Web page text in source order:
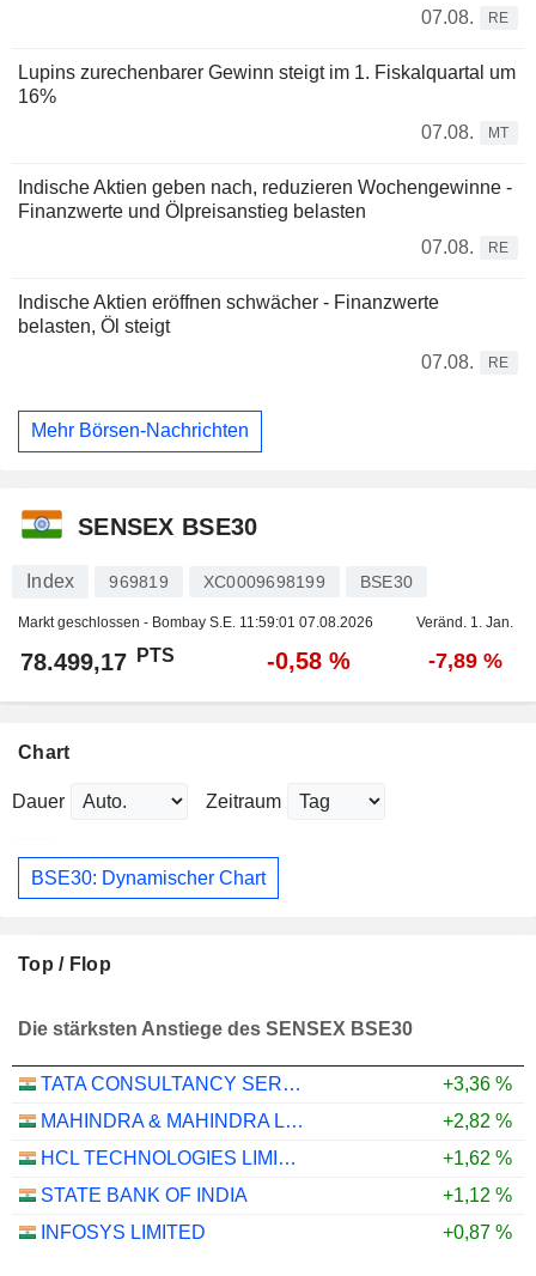
07.08.
RE
Lupins zurechenbarer Gewinn steigt im 1. Fiskalquartal um
16%
07.08.
MT
Indische Aktien geben nach, reduzieren Wochengewinne -
Finanzwerte und Ölpreisanstieg belasten
07.08.
RE
Indische Aktien eröffnen schwächer - Finanzwerte
belasten, Öl steigt
07.08.
RE
Mehr Börsen-Nachrichten
SENSEX BSE30
Index 969819 XC0009698199 BSE30
Markt geschlossen - Bombay S.E. 11:59:01 07.08.2026 Veränd. 1. Jan.
78.499,17 PTS -0,58 % -7,89 %
Chart
Dauer Zeitraum
BSE30: Dynamischer Chart
Top / Flop
Die stärksten Anstiege des SENSEX BSE30
TATA CONSULTANCY SERVICES LTD.
+3,36 %
MAHINDRA & MAHINDRA LIMITED
+2,82 %
HCL TECHNOLOGIES LIMITED
+1,62 %
STATE BANK OF INDIA
+1,12 %
INFOSYS LIMITED
+0,87 %